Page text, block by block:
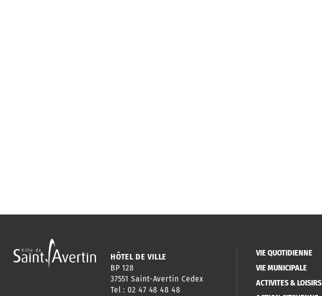
HÔTEL DE VILLE
BP 128
37551 Saint-Avertin Cedex
Tel : 02 47 48 48 48
VIE QUOTIDIENNE
VIE MUNICIPALE
ACTIVITES & LOISIRS